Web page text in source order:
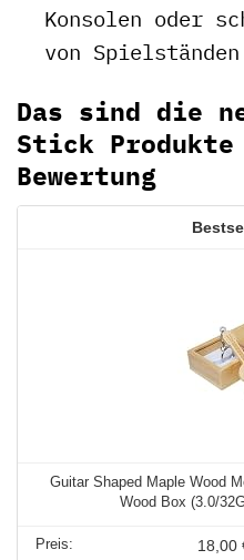
Konsolen oder
von Spielständen
Das sind die
Stick
Bewertung
Guitar Shaped Maple Wood
Wood Box (3.0/
18,00